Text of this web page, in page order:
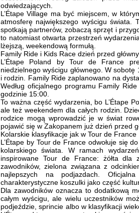
odwiedzających.
L’Étape Village ma być miejscem, w
atmosferę największego wyścigu świata.
spotkają partnerów, zobaczą sprzęt i
to natomiast otwarta przestrzeń
lżejszą, weekendową formułą.
Family Ride i Kids Race dzień przed
L’Étape Poland by Tour de France
niedzielnego wyścigu głównego. W
i rodzin. Family Ride zaplanowano na
Według oficjalnego programu Family
godzinie 15:00.
To ważna część wydarzenia, bo L’Étape
ale też weekendem dla całych rodzin.
rodzice mogą wprowadzić je w świat
pojawić się w Zakopanem już dzień przed
Kolarskie klasyfikacje jak w Tour de France
L’Étape by Tour de France odwołuje się
kolarskiego świata. W ramach
inspirowane Tour de France: żółta dla
zawodników, zielona związana z
najlepszych na podjazdach.
charakterystyczne koszulki jako część
Dla zawodników oznacza to dodatkową
całym wyścigu, ale wielu uczestników
podjeździe, sprincie albo w klasyfikacji